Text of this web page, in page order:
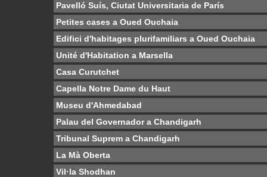
Pavelló Suís, Ciutat Universitaria de París
Petites cases a Oued Ouchaia
Edifici d'habitages plurifamiliars a Oued Ouchaia
Unité d'Habitation a Marsella
Casa Curutchet
Capella Notre Dame du Haut
Museu d'Ahmedabad
Palau del Governador a Chandigarh
Tribunal Suprem a Chandigarh
La Mà Oberta
Vil·la Shodhan